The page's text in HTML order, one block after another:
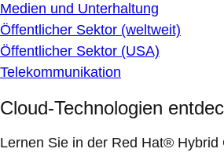
Medien und Unterhaltung
Öffentlicher Sektor (weltweit)
Öffentlicher Sektor (USA)
Telekommunikation
Cloud-Technologien
Lernen Sie in der Red Hat® Hybrid